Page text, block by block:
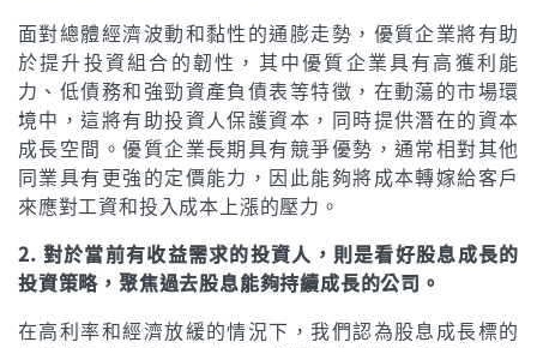
面對總體經濟波動和黏性的通膨走勢，優質企業將有助
於提升投資組合的韌性，其中優質企業具有高獲利能
力、低債務和強勁資產負債表等特徵，在動蕩的市場環
境中，這將有助投資人保護資本，同時提供潛在的資本
成長空間。優質企業長期具有競爭優勢，通常相對其他
同業具有更強的定價能力，因此能夠將成本轉嫁給客戶
來應對工資和投入成本上漲的壓力。
2. 對於當前有收益需求的投資人，則是看好股息成長的
投資策略，聚焦過去股息能夠持續成長的公司。
在高利率和經濟放緩的情況下，我們認為股息成長標的